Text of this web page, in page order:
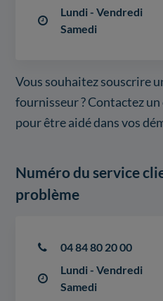
Lundi - Vendredi
Samedi
Vous souhaitez souscrire
fournisseur ? Contactez
pour être aidé dans vos
Numéro du service
problème
04 84 80 20 00
Lundi - Vendredi
Samedi